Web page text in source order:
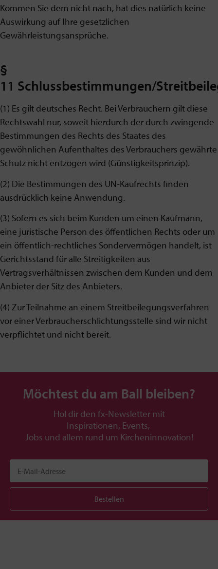
Kommen Sie dem nicht nach, hat dies natürlich keine
Auswirkung auf Ihre gesetzlichen
Gewährleistungsansprüche.
§
11 Schlussbestimmungen/
(1) Es gilt deutsches Recht. Bei Verbrauchern gilt diese
Rechtswahl nur, soweit hierdurch der durch zwingende
Bestimmungen des Rechts des Staates des
gewöhnlichen Aufenthaltes des Verbrauchers gewährte
Schutz nicht entzogen wird (Günstigkeitsprinzip).
(2) Die Bestimmungen des UN-Kaufrechts finden
ausdrücklich keine Anwendung.
(3) Sofern es sich beim Kunden um einen Kaufmann,
eine juristische Person des öffentlichen Rechts oder um
ein öffentlich-rechtliches Sondervermögen handelt, ist
Gerichtsstand für alle Streitigkeiten aus
Vertragsverhältnissen zwischen dem Kunden und dem
Anbieter der Sitz des Anbieters.
(4) Zur Teilnahme an einem Streitbeilegungsverfahren
vor einer Verbraucherschlichtungsstelle sind wir nicht
verpflichtet und nicht bereit.
Möchtest du am Ball bleiben?
Hol dir den fx-Newsletter mit
Inspirationen, Events,
Jobs und allem rund um Kircheninnovation!
Bestellen